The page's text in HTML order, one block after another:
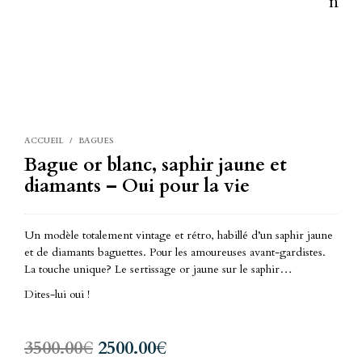
ACCUEIL / BAGUES
Bague or blanc, saphir jaune et
diamants – Oui pour la vie
Un modèle totalement vintage et rétro, habillé d’un saphir jaune
et de diamants baguettes. Pour les amoureuses avant-gardistes.
La touche unique? Le sertissage or jaune sur le saphir…
Dites-lui oui !
3500.00€ Le
2500.00€Le